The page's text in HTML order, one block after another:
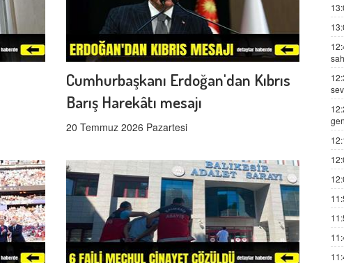
Cumhurbaşkanı Erdoğan'dan Kıbrıs
Barış Harekâtı mesajı
20 Temmuz 2026 Pazartesi